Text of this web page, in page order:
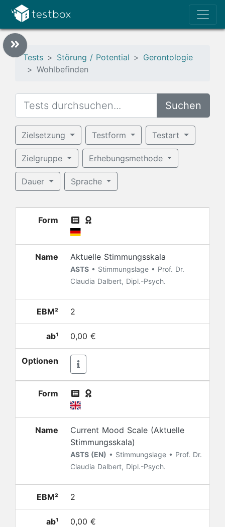
Tests Störung / Potential
Gerontologie
Wohlbefinden
Suchen
Zielsetzung Testform Testart
Zielgruppe Erhebungsmethode
Dauer Sprache
Form
Name Aktuelle Stimmungsskala
ASTS • Stimmungslage • Prof. Dr.
Claudia Dalbert, Dipl.-Psych.
EBM² 2
ab¹ 0,00 €
Optionen
Form
Name
Current Mood Scale (Aktuelle
Stimmungsskala)
ASTS (EN) • Stimmungslage • Prof. Dr.
Claudia Dalbert, Dipl.-Psych.
EBM² 2
ab¹ 0,00 €